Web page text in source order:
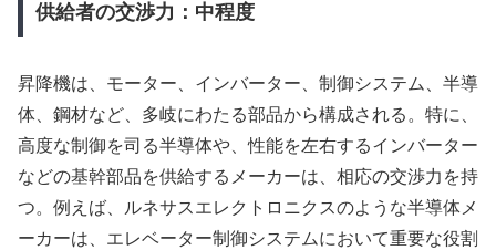
供給者の交渉力：中程度
昇降機は、モーター、インバーター、制御システム、半導
体、鋼材など、多岐にわたる部品から構成される。特に、
高度な制御を司る半導体や、性能を左右するインバーター
などの基幹部品を供給するメーカーは、相応の交渉力を持
つ。例えば、ルネサスエレクトロニクスのような半導体メ
ーカーは、エレベーター制御システムにおいて重要な役割